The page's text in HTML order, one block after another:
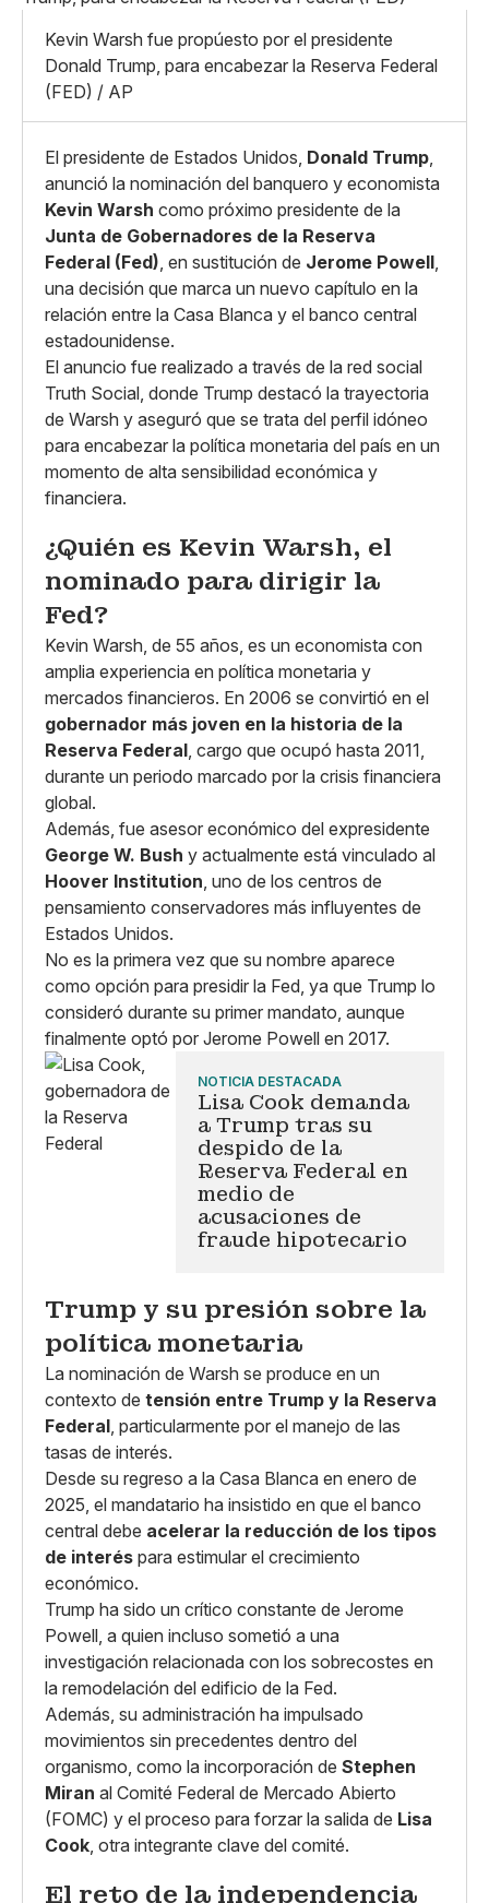
Facebook
X
Whatsapp
Copiar enlace
Mediano
Grande
Kevin Warsh fue propúesto por el presidente
Donald Trump, para encabezar la Reserva Federal
(FED) / AP
El presidente de Estados Unidos, Donald Trump,
anunció la nominación del banquero y economista
Kevin Warsh como próximo presidente de la
Junta de Gobernadores de la Reserva
Federal (Fed), en sustitución de Jerome Powell,
una decisión que marca un nuevo capítulo en la
relación entre la Casa Blanca y el banco central
estadounidense.
El anuncio fue realizado a través de la red social
Truth Social, donde Trump destacó la trayectoria
de Warsh y aseguró que se trata del perfil idóneo
para encabezar la política monetaria del país en un
momento de alta sensibilidad económica y
financiera.
¿Quién es Kevin Warsh, el
nominado para dirigir la
Fed?
Kevin Warsh, de 55 años, es un economista con
amplia experiencia en política monetaria y
mercados financieros. En 2006 se convirtió en el
gobernador más joven en la historia de la
Reserva Federal , cargo que ocupó hasta 2011,
durante un periodo marcado por la crisis financiera
global.
Además, fue asesor económico del expresidente
George W. Bush y actualmente está vinculado al
Hoover Institution , uno de los centros de
pensamiento conservadores más influyentes de
Estados Unidos.
No es la primera vez que su nombre aparece
como opción para presidir la Fed, ya que Trump lo
consideró durante su primer mandato, aunque
finalmente optó por Jerome Powell en 2017.
NOTICIA DESTACADA
Lisa Cook demanda
a Trump tras su
despido de la
Reserva Federal en
medio de
acusaciones de
fraude hipotecario
Trump y su presión sobre la
política monetaria
La nominación de Warsh se produce en un
contexto de tensión entre Trump y la Reserva
Federal , particularmente por el manejo de las
tasas de interés.
Desde su regreso a la Casa Blanca en enero de
2025, el mandatario ha insistido en que el banco
central debe acelerar la reducción de los tipos
de interés para estimular el crecimiento
económico.
Trump ha sido un crítico constante de Jerome
Powell, a quien incluso sometió a una
investigación relacionada con los sobrecostes en
la remodelación del edificio de la Fed.
Además, su administración ha impulsado
movimientos sin precedentes dentro del
organismo, como la incorporación de Stephen
Miran al Comité Federal de Mercado Abierto
(FOMC) y el proceso para forzar la salida de Lisa
Cook , otra integrante clave del comité.
El reto de la independencia